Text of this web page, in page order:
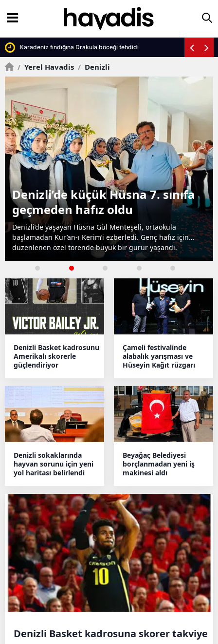
Karadeniz fındığına Drakula böceği tehdidi
/ Yerel Havadis / Denizli
Çardak’ın kayıp hatıraları dijital
arşivde toplanıyor
Çardak Kaymakamlığı, ilçenin geçmişini gün yüzüne
çıkarmak için eski fotoğrafları topluyor.
Denizli Basket kadrosunu
Amerikalı skorerle
güçlendiriyor
Çameli festivalinde
alabalık yarışması ve
Hüseyin Kağıt rüzgarı
Denizli sokaklarında
hayvan sorunu için yeni
yol haritası belirlendi
Beyağaç Belediyesi
borçlanmadan yeni iş
makinesi aldı
Denizli Basket kadrosuna skorer takviye